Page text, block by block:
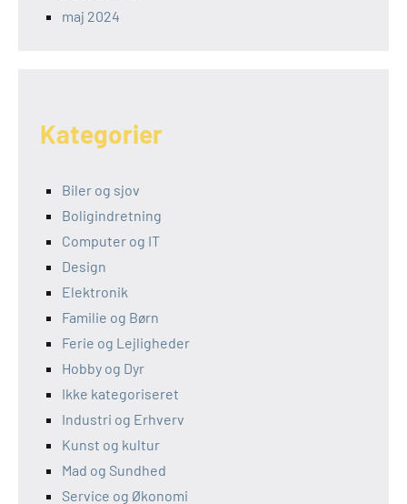
maj 2024
Kategorier
Biler og sjov
Boligindretning
Computer og IT
Design
Elektronik
Familie og Børn
Ferie og Lejligheder
Hobby og Dyr
Ikke kategoriseret
Industri og Erhverv
Kunst og kultur
Mad og Sundhed
Service og Økonomi